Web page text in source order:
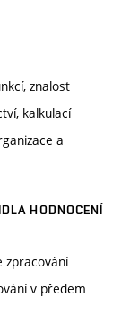
znalost
kalkulací
a
HODNOCENÍ
zpracování
v předem